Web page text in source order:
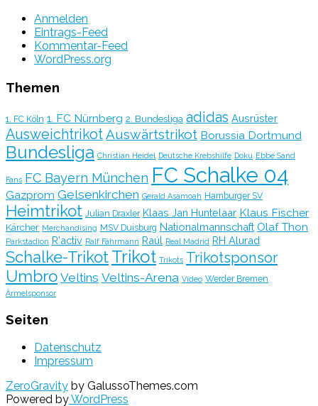
Anmelden
Eintrags-Feed
Kommentar-Feed
WordPress.org
Themen
1. FC Köln 1. FC Nürnberg 2. Bundesliga adidas Ausrüster
AusweichtrikotAuswärtstrikot Borussia Dortmund
Bundesliga Christian Heidel Deutsche Krebshilfe Doku Ebbe Sand
Fans FC Bayern München FC Schalke 04
Gazprom Gelsenkirchen Gerald Asamoah Hamburger SV
Heimtrikot Julian Draxler Klaas Jan Huntelaar Klaus Fischer
Kärcher Merchandising MSV Duisburg Nationalmannschaft Olaf Thon
Parkstadion R'activ Ralf Fährmann Raúl Real Madrid RH Alurad
Schalke-TrikotTrikot Trikots Trikotsponsor
Umbro Veltins Veltins-Arena Video Werder Bremen
Ärmelsponsor
Seiten
Datenschutz
Impressum
ZeroGravity by GalussoThemes.com
Powered byWordPress